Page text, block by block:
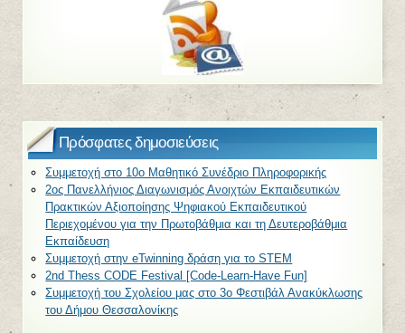
Πρόσφατες δημοσιεύσεις
Συμμετοχή στο 10ο Μαθητικό Συνέδριο Πληροφορικής
2ος Πανελλήνιος Διαγωνισμός Ανοιχτών Εκπαιδευτικών
Πρακτικών Αξιοποίησης Ψηφιακού Εκπαιδευτικού
Περιεχομένου για την Πρωτοβάθμια και τη Δευτεροβάθμια
Εκπαίδευση
Συμμετοχή στην eTwinning δράση για το STEM
2nd Thess CODE Festival [Code-Learn-Have Fun]
Συμμετοχή του Σχολείου μας στο 3ο Φεστιβάλ Ανακύκλωσης
του Δήμου Θεσσαλονίκης